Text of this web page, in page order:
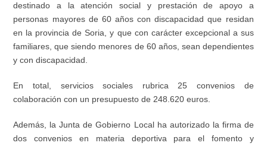
destinado a la atención social y prestación de apoyo a
personas mayores de 60 años con discapacidad que residan
en la provincia de Soria, y que con carácter excepcional a sus
familiares, que siendo menores de 60 años, sean dependientes
y con discapacidad.
En total, servicios sociales rubrica 25 convenios de
colaboración con un presupuesto de 248.620 euros.
Además, la Junta de Gobierno Local ha autorizado la firma de
dos convenios en materia deportiva para el fomento y